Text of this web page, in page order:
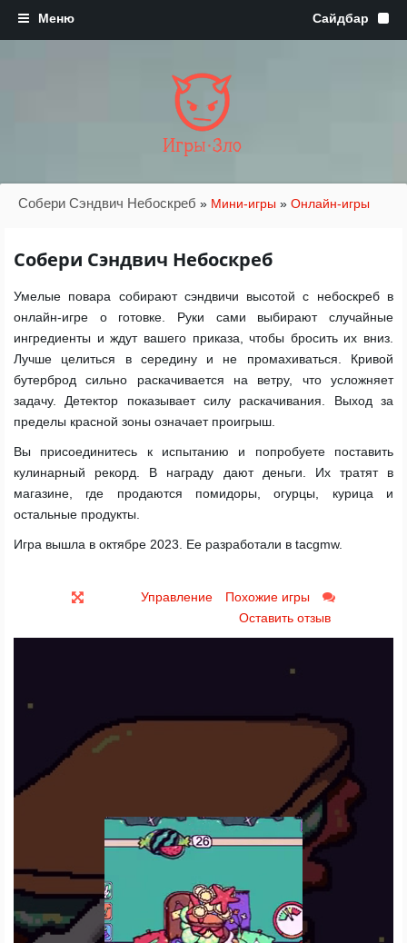
Игры·Зло
Собери Сэндвич Небоскреб » Мини-игры » Онлайн-игры
Собери Сэндвич Небоскреб
Умелые повара собирают сэндвичи высотой с небоскреб в
онлайн-игре о готовке. Руки сами выбирают случайные
ингредиенты и ждут вашего приказа, чтобы бросить их вниз.
Лучше целиться в середину и не промахиваться. Кривой
бутерброд сильно раскачивается на ветру, что усложняет
задачу. Детектор показывает силу раскачивания. Выход за
пределы красной зоны означает проигрыш.
Вы присоединитесь к испытанию и попробуете поставить
кулинарный рекорд. В награду дают деньги. Их тратят в
магазине, где продаются помидоры, огурцы, курица и
остальные продукты.
Игра вышла в октябре 2023. Ее разработали в tacgmw.
Управление
Похожие игры
Оставить отзыв